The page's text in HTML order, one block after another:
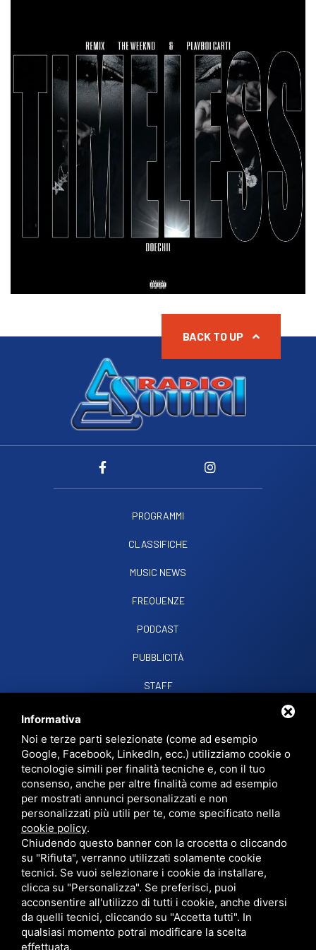
PROGRAMMI
CLASSIFICHE
MUSIC NEWS
FREQUENZE
PODCAST
PUBBLICITÀ
STAFF
RADIO SOUND SNCVIALE PAPA GIOVANNI XXIII, 39, 44021 CODIGORO FE
D.L. 34/2019 EROG. PUBBLICHE
PRIVACY•SITEMAP• QUESTO SITO È PROTETTO DA GOOGLE RECAPTCHA
V3,PRIVACY POLICYETERMS OF SERVICEDI GOOGLE.
BACK TO UP
Informativa
Noi e terze parti selezionate (come ad esempio
Google, Facebook, LinkedIn, ecc.) utilizziamo cookie o
tecnologie simili per finalità tecniche e, con il tuo
consenso, anche per altre finalità come ad esempio
per mostrati annunci personalizzati e non
personalizzati più utili per te, come specificato nella
cookie policy.
Chiudendo questo banner con la crocetta o cliccando
su "Rifiuta", verranno utilizzati solamente cookie
tecnici. Se vuoi selezionare i cookie da installare,
clicca su "Personalizza". Se preferisci, puoi
acconsentire all'utilizzo di tutti i cookie, anche diversi
da quelli tecnici, cliccando su "Accetta tutti". In
qualsiasi momento potrai modificare la scelta
effettuata.